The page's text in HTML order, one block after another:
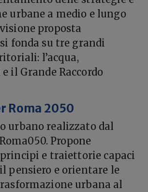
urbane a medio e lungo
proposta
fonda su tre grandi
l’acqua,
il Grande Raccordo
Roma 2050
urbano realizzato dal
Propone
e traiettorie capaci
pensiero e orientare le
urbana al